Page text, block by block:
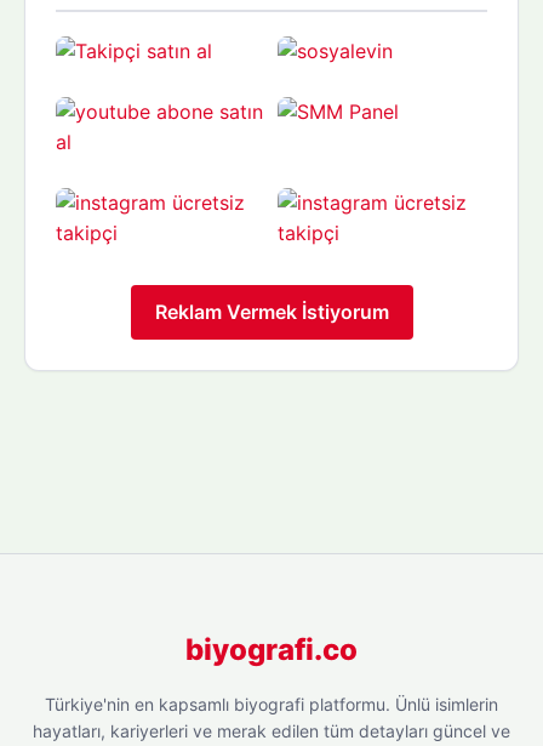
Reklam Vermek İstiyorum
biyografi.co
Türkiye'nin en kapsamlı biyografi platformu. Ünlü isimlerin
hayatları, kariyerleri ve merak edilen tüm detayları güncel ve